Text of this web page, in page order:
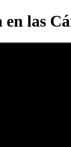
las